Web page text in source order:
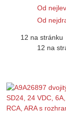
Od
Od
12 na stránku
12 na